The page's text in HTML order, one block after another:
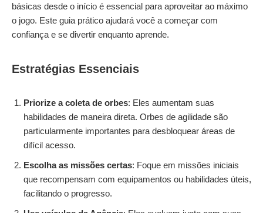
básicas desde o início é essencial para aproveitar ao máximo
o jogo. Este guia prático ajudará você a começar com
confiança e se divertir enquanto aprende.
Estratégias Essenciais
Priorize a coleta de orbes: Eles aumentam suas
habilidades de maneira direta. Orbes de agilidade são
particularmente importantes para desbloquear áreas de
difícil acesso.
Escolha as missões certas: Foque em missões iniciais
que recompensam com equipamentos ou habilidades úteis,
facilitando o progresso.